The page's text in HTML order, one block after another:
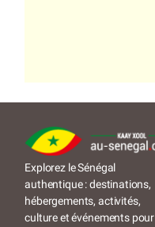
Explorez le Sénégal
authentique : destinations,
hébergements, activités,
culture et événements pour